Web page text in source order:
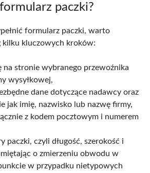
paczki?
formularz paczki, warto
kilku kluczowych kroków:
na stronie wybranego przewoźnika
wysyłkowej,
dane dotyczące nadawcy oraz
jak imię, nazwisko lub nazwę firmy,
z kodem pocztowym i numerem
paczki, czyli długość, szerokość i
o zmierzeniu obwodu w
w przypadku nietypowych